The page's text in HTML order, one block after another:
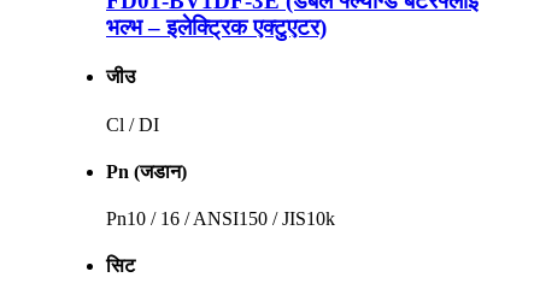
भल्भ – इलेक्ट्रिक एक्टुएटर)
जीउ
Cl / DI
Pn (जडान)
Pn10 / 16 / ANSI150 / JIS10k
सिट